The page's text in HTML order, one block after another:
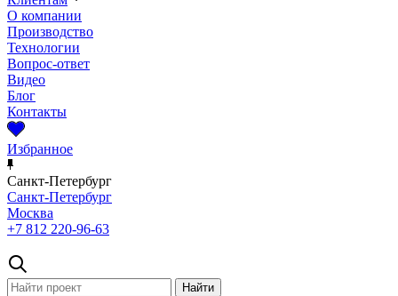
О компании
Производство
Технологии
Вопрос-ответ
Видео
Блог
Контакты
Избранное
Санкт-Петербург
Санкт-Петербург
Москва
+7 812 220-96-63